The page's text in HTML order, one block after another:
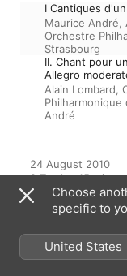
I Cantiques
Maurice André,
Orchestre
Strasbourg
II. Chant pour
Allegro
Alain Lombard,
Philharmonique
André
24 August 2010
2 Tracks, 15
℗ 2009 Warner
From the
Choose
specific to
United States